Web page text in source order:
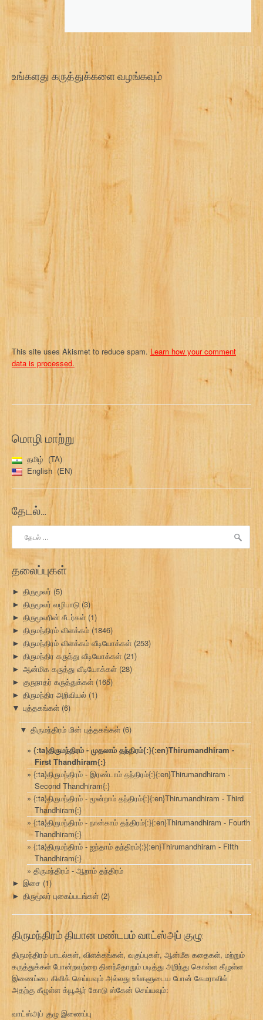
உங்களது கருத்துக்களை வழங்கவும்
This site uses Akismet to reduce spam. Learn how your comment
data is processed.
மொழி மாற்று
தமிழ்
TA
English
EN
தேடல்…
தேடு:
தலைப்புகள்
► திருமூலர் (5)
► திருமூலர் வழிபாடு (3)
► திருமூலரின் சீடர்கள் (1)
► திருமந்திரம் விளக்கம் (1846)
► திருமந்திரம் விளக்கம் வீடியோக்கள் (253)
► திருமந்திர கருத்து வீடியோக்கள் (21)
► ஆன்மிக கருத்து வீடியோக்கள் (28)
► குருநாதர் கருத்துக்கள் (165)
► திருமந்திர அறிவியல் (1)
▼ புத்தகங்கள் (6)
▼ திருமந்திரம் மின் புத்தகங்கள் (6)
{:ta}திருமந்திரம் - முதலாம் தந்திரம்{:}{:en}Thirumandhiram -
First Thandhiram{:}
{:ta}திருமந்திரம் - இரண்டாம் தந்திரம்{:}{:en}Thirumandhiram -
Second Thandhiram{:}
{:ta}திருமந்திரம் - மூன்றாம் தந்திரம்{:}{:en}Thirumandhiram - Third
Thandhiram{:}
{:ta}திருமந்திரம் - நான்காம் தந்திரம்{:}{:en}Thirumandhiram - Fourth
Thandhiram{:}
{:ta}திருமந்திரம் - ஐந்தாம் தந்திரம்{:}{:en}Thirumandhiram - Fifth
Thandhiram{:}
திருமந்திரம் - ஆறாம் தந்திரம்
► இசை (1)
► திருமூலர் புகைப்படங்கள் (2)
திருமந்திரம் தியான மண்டபம் வாட்ஸ்அப் குழு:
திருமந்திரம் பாடல்கள், விளக்கங்கள், வகுப்புகள், ஆன்மீக கதைகள், மற்றும்
கருத்துக்கள் போன்றவற்றை தினந்தோறும் படித்து அறிந்து கொள்ள கீழுள்ள
இணைப்பை கிளிக் செய்யவும் அல்லது உங்களுடைய போன் கேமராவில்
அதற்கு கீழுள்ள க்யூஆர் கோடு ஸ்கேன் செய்யவும்:
வாட்ஸ்அப் குழு இணைப்பு